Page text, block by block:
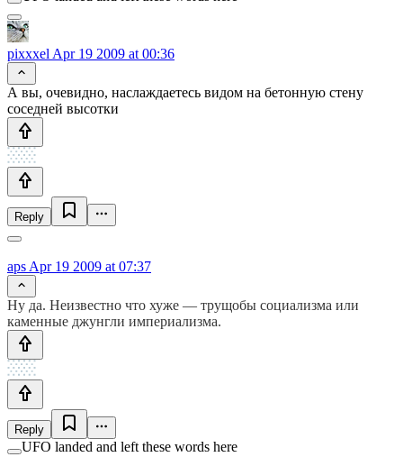
pixxxel Apr 19 2009 at 00:36
А вы, очевидно, наслаждаетесь видом на бетонную стену
соседней высотки
Reply
aps Apr 19 2009 at 07:37
Ну да. Неизвестно что хуже — трущобы социализма или
каменные джунгли империализма.
Reply
UFO landed and left these words here